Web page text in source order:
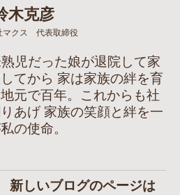
木克彦
マクス 代表取締役
児だった娘が退院して家
てから 家は家族の絆を育
元で百年。これからも社
あげ 家族の笑顔と絆を一
の使命。
新しいブログのページは